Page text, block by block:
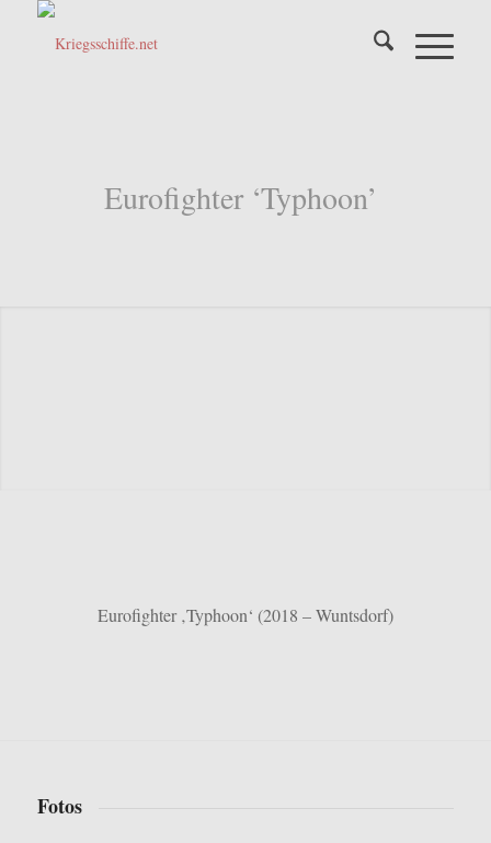
Eurofighter ‘Typhoon’
Eurofighter ‚Typhoon‘ (2018 – Wuntsdorf)
Fotos